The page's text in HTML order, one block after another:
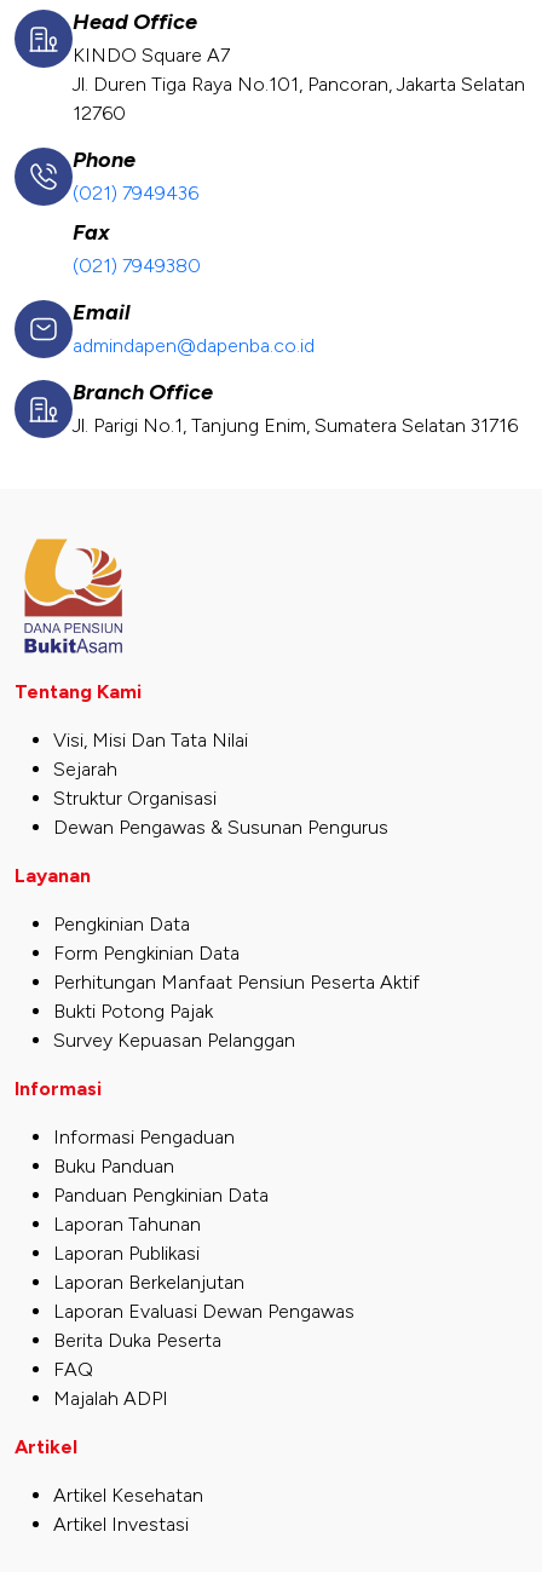
Head Office
KINDO Square A7
Jl. Duren Tiga Raya No.101, Pancoran, Jakarta Selatan
12760
Phone
(021) 7949436
Fax
(021) 7949380
Email
admindapen@dapenba.co.id
Branch Office
Jl. Parigi No.1, Tanjung Enim, Sumatera Selatan 31716
Tentang Kami
Visi, Misi Dan Tata Nilai
Sejarah
Struktur Organisasi
Dewan Pengawas & Susunan Pengurus
Layanan
Pengkinian Data
Form Pengkinian Data
Perhitungan Manfaat Pensiun Peserta Aktif
Bukti Potong Pajak
Survey Kepuasan Pelanggan
Informasi
Informasi Pengaduan
Buku Panduan
Panduan Pengkinian Data
Laporan Tahunan
Laporan Publikasi
Laporan Berkelanjutan
Laporan Evaluasi Dewan Pengawas
Berita Duka Peserta
FAQ
Majalah ADPI
Artikel
Artikel Kesehatan
Artikel Investasi